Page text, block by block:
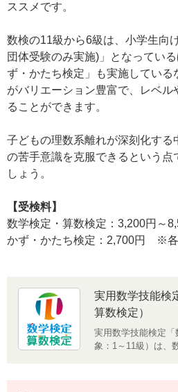
ススメです。
数検の11級から6級は、小学生向
団体受験のみ実施)」となってい
ず・かたち検定」も実施している
がバリエーション豊富で、レベル
ることができます。
子どもの理数系離れが深刻化する
の苦手意識を克服できるという
しょう。
【受検料】
数学検定・算数検定：3,200円～
かず・かたち検定：2,700円 ※
実用数学技能検
算数検定）
実用数学技能検定
象：1～11級）は、